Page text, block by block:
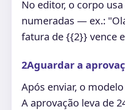
No editor, o corpo
numeradas — ex.:
fatura de {{2}} vence
2Aguardar a
Após enviar, o
A aprovação leva de